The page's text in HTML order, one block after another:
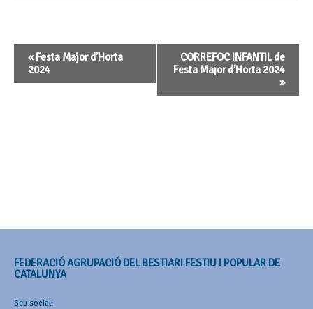
Navegació
d'Esdeveniment
«Festa Major d’Horta
2024
CORREFOC INFANTIL de
Festa Major d’Horta 2024
»
FEDERACIÓ AGRUPACIÓ DEL BESTIARI FESTIU I POPULAR DE
CATALUNYA
Seu social: